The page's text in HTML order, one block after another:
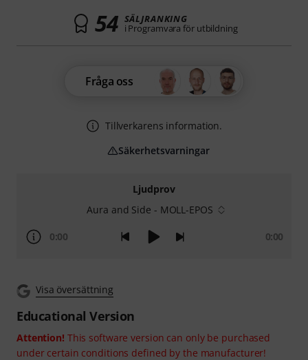
Ljudprov
Aura and Side - MOLL-EPOS
0:00 0:00
Visa översättning
Educational Version
Attention! This software version can only be purchased
under certain conditions defined by the manufacturer!
54 SÄLJRANKING
i Programvara för utbildning
Fråga oss
Tillverkarens information.
Säkerhetsvarningar